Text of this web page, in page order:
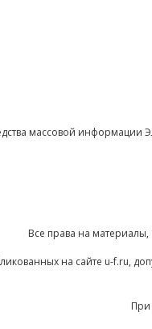
массовой
Все права на
на сайте u-f.ru,
При